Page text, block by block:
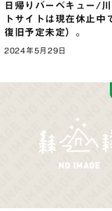
日帰りバーベキュー/
トサイトは現在休止中
復旧予定未定）。
2024年5月29日